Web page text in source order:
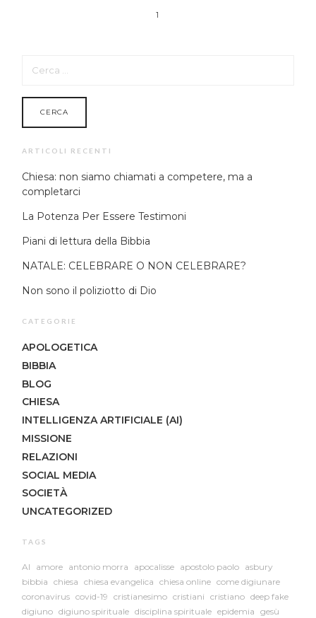
1
PER:
ARTICOLI RECENTI
Chiesa: non siamo chiamati a competere, ma a
completarci
La Potenza Per Essere Testimoni
Piani di lettura della Bibbia
NATALE: CELEBRARE O NON CELEBRARE?
Non sono il poliziotto di Dio
CATEGORIE
APOLOGETICA
BIBBIA
BLOG
CHIESA
INTELLIGENZA ARTIFICIALE (AI)
MISSIONE
RELAZIONI
SOCIAL MEDIA
SOCIETÀ
UNCATEGORIZED
TAGS
AI amore antonio morra apocalisse apostolo paolo asbury
bibbia
chiesa chiesa evangelica chiesa online come digiunare
coronavirus covid-19 cristianesimo cristiani cristiano deep fake
digiuno digiuno spirituale disciplina spirituale epidemia gesù